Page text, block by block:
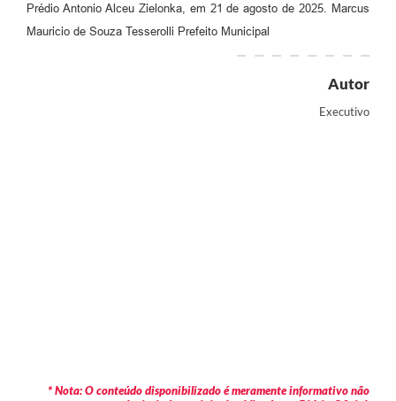
Prédio Antonio Alceu Zielonka, em 21 de agosto de 2025. Marcus
Mauricio de Souza Tesserolli Prefeito Municipal
Autor
Executivo
* Nota: O conteúdo disponibilizado é meramente informativo não